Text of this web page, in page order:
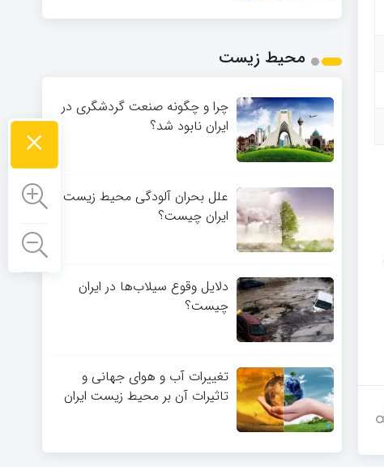
محیط زیست
چرا و چگونه صنعت گردشگری در
ایران نابود شد؟
علل بحران آلودگی محیط زیست
ایران چیست؟
دلایل وقوع سیلاب‌ها در ایران
چیست؟
تغییرات آب و هوای جهانی و
تاثیرات آن بر محیط زیست ایران
×